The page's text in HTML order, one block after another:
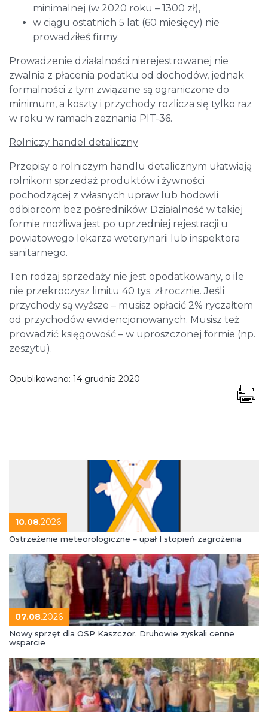
minimalnej (w 2020 roku – 1300 zł),
w ciągu ostatnich 5 lat (60 miesięcy) nie
prowadziłeś firmy.
Prowadzenie działalności nierejestrowanej nie
zwalnia z płacenia podatku od dochodów, jednak
formalności z tym związane są ograniczone do
minimum, a koszty i przychody rozlicza się tylko raz
w roku w ramach zeznania PIT-36.
Rolniczy handel detaliczny
Przepisy o rolniczym handlu detalicznym ułatwiają
rolnikom sprzedaż produktów i żywności
pochodzącej z własnych upraw lub hodowli
odbiorcom bez pośredników. Działalność w takiej
formie możliwa jest po uprzedniej rejestracji u
powiatowego lekarza weterynarii lub inspektora
sanitarnego.
Ten rodzaj sprzedaży nie jest opodatkowany, o ile
nie przekroczysz limitu 40 tys. zł rocznie. Jeśli
przychody są wyższe – musisz opłacić 2% ryczałtem
od przychodów ewidencjonowanych. Musisz też
prowadzić księgowość – w uproszczonej formie (np.
zeszytu).
Opublikowano: 14 grudnia 2020
10.08.2026
Ostrzeżenie meteorologiczne – upał I stopień zagrożenia
07.08.2026
Nowy sprzęt dla OSP Kaszczor. Druhowie zyskali cenne
wsparcie